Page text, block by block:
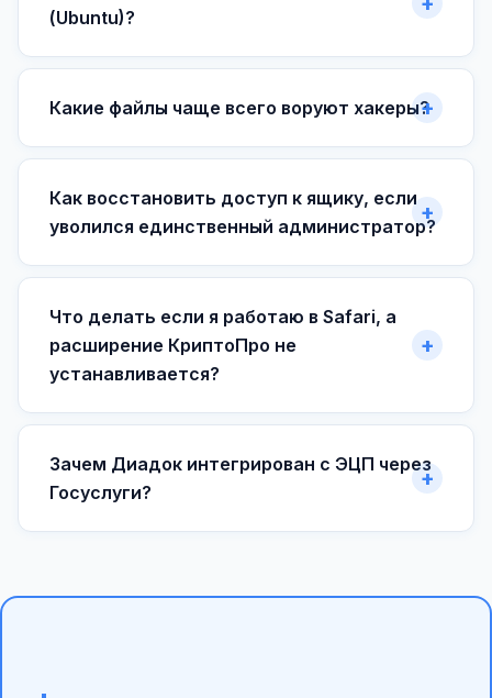
(Ubuntu)?
Какие файлы чаще всего воруют хакеры?
Как восстановить доступ к ящику, если
уволился единственный администратор?
Что делать если я работаю в Safari, а
расширение КриптоПро не
устанавливается?
Зачем Диадок интегрирован с ЭЦП через
Госуслуги?